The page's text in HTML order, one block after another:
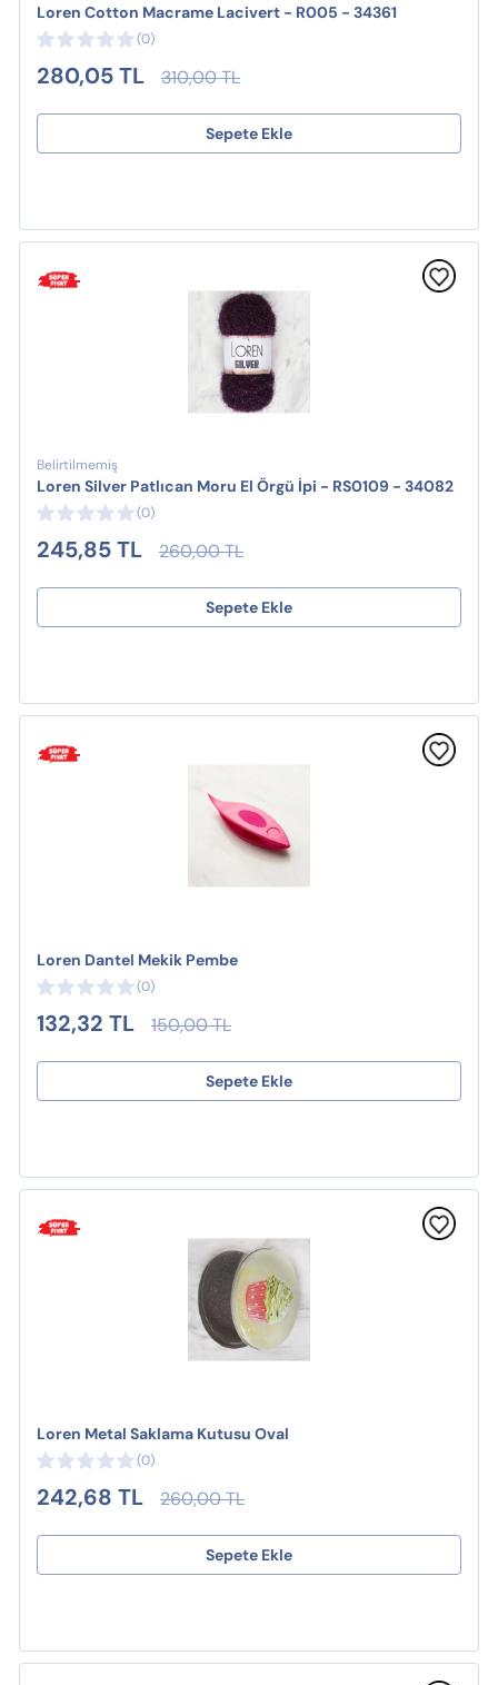
Loren Cotton Macrame Lacivert - R005 - 34361
(0)
280,05 TL 310,00 TL
Sepete Ekle
Belirtilmemiş
Loren Silver Patlıcan Moru El Örgü İpi - RS0109 - 34082
(0)
245,85 TL 260,00 TL
Sepete Ekle
Loren Dantel Mekik Pembe
(0)
132,32 TL 150,00 TL
Sepete Ekle
Loren Metal Saklama Kutusu Oval
(0)
242,68 TL 260,00 TL
Sepete Ekle